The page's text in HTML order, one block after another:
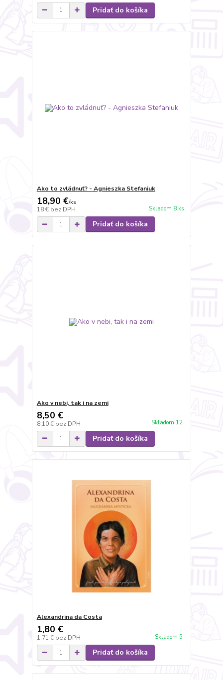
Pridať do košíka
Ako to zvládnuť? - Agnieszka Stefaniuk
18,90 €/ks
18 € bez DPH Skladom 8 ks
Pridať do košíka
Ako v nebi, tak i na zemi
8,50 €
8,10 € bez DPH Skladom 12
Pridať do košíka
Alexandrina da Costa
1,80 €
1,71 € bez DPH Skladom 5
Pridať do košíka